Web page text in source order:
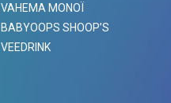
VAHEMA MONOÏ
BABYOOPS SHOOP’S
VEEDRINK